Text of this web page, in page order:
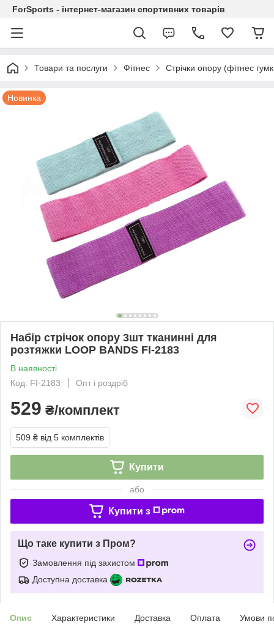
ForSports - інтернет-магазин спортивних товарів
Товари та послуги Фітнес Стрічки опору (фітнес
Новинка
Набір стрічок опору 3шт тканинні для
розтяжки LOOP BANDS FI-2183
В наявності
Код: FI-2183
Опт і роздріб
529 ₴/комплект
509 ₴ від 5 комплектів
Купити
або
Купити з
Що таке купити з Пром?
Замовлення під захистом
Доступна доставка
Опис Характеристики Доставка Оплата Умови